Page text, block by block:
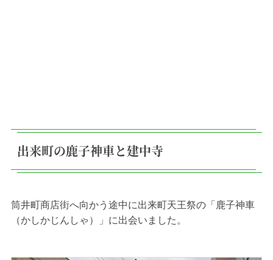
出来町の鹿子神車と建中寺
筒井町商店街へ向かう途中に出来町天王祭の「鹿子神車
（かしかじんしゃ）」に出会いました。